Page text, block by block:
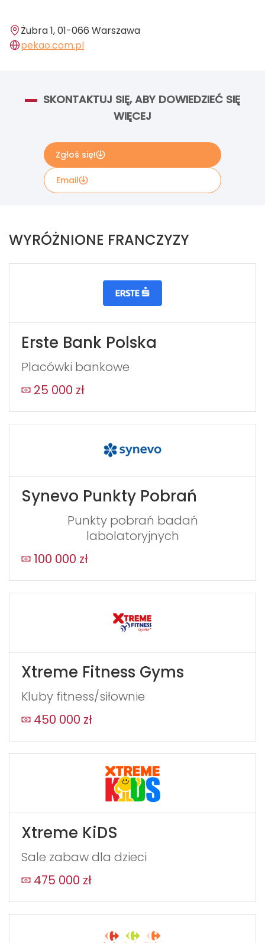
Żubra 1, 01-066 Warszawa
pekao.com.pl
SKONTAKTUJ SIĘ, ABY DOWIEDZIEĆ SIĘ
WIĘCEJ
Zgłoś się!
Email
zawarte w formularzu zostaną przekazane
this,
leave
form
field
WYŚLIJ
WYRÓŻNIONE FRANCZYZY
Erste Bank Polska
Placówki bankowe
25 000 zł
Synevo Punkty Pobrań
Punkty pobrań badań
labolatoryjnych
100 000 zł
Xtreme Fitness Gyms
Kluby fitness/siłownie
450 000 zł
Xtreme KiDS
Sale zabaw dla dzieci
475 000 zł